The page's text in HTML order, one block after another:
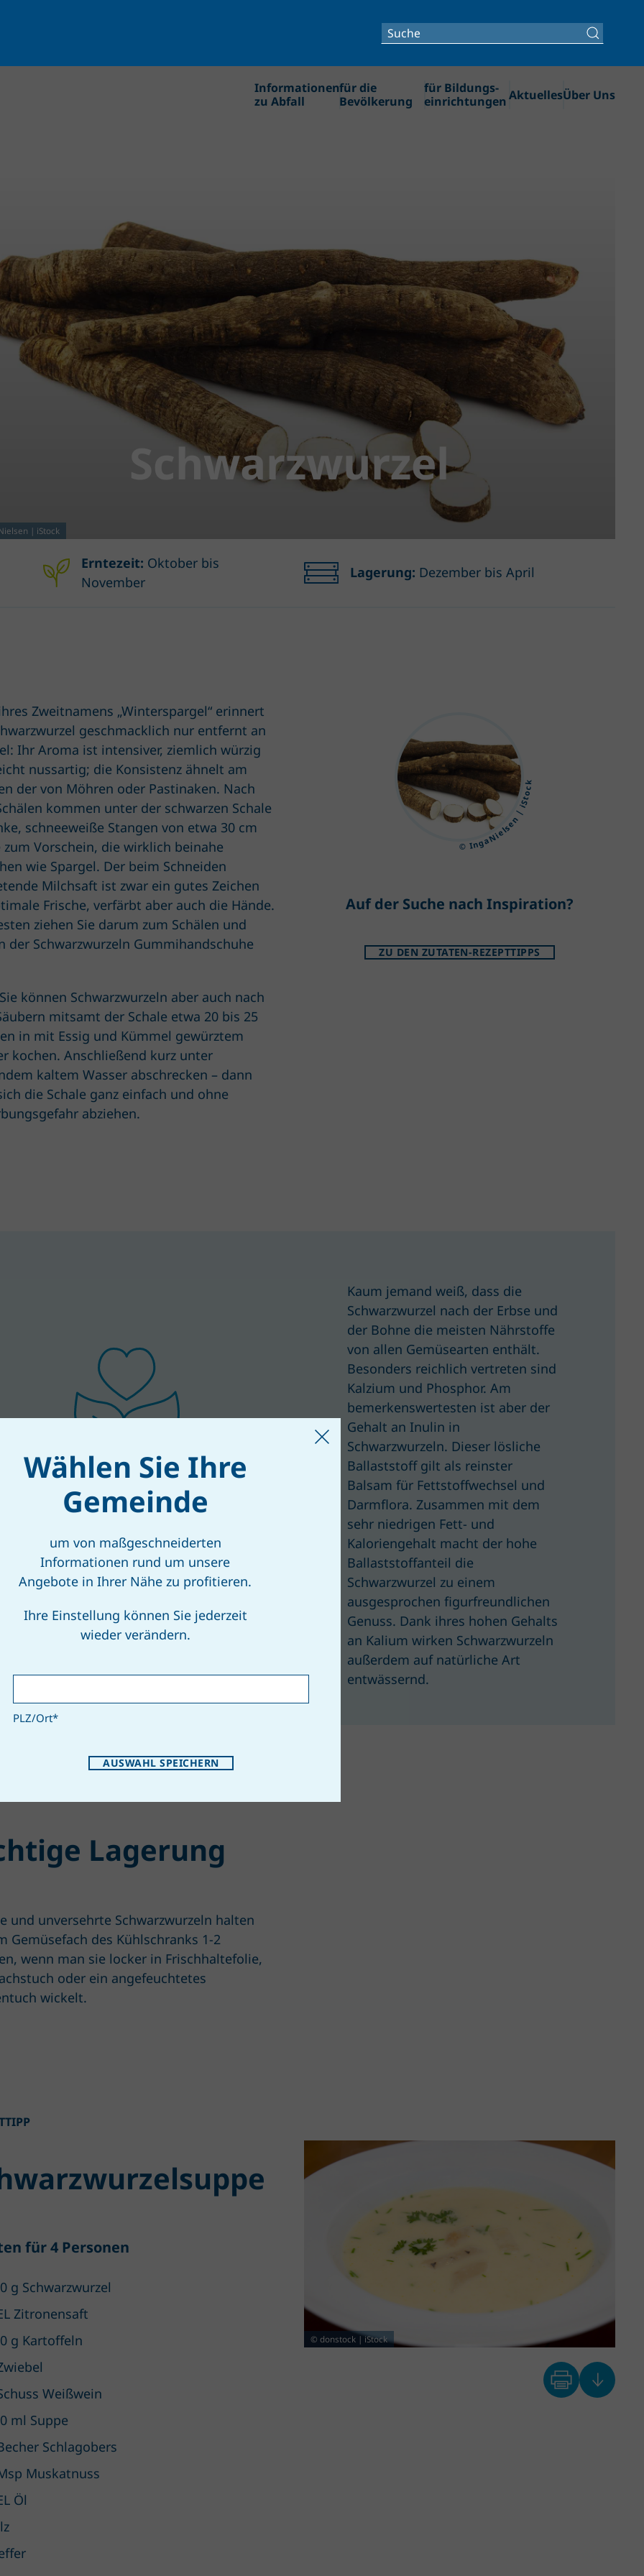
Informationen
zu Abfall
für die
Bevölkerung
für Bildungs­
einrichtungenAktuellesÜber Uns
| iStock
Schwarzwurzel
Erntezeit: Oktober bis
November
Lagerung: Dezember bis April
Zweitnamens „Winterspargel“ erinnert
geschmacklich nur entfernt an
Ihr Aroma ist intensiver, ziemlich würzig
nussartig; die Konsistenz ähnelt am
der von Möhren oder Pastinaken. Nach
kommen unter der schwarzen Schale
schneeweiße Stangen von etwa 30 cm
zum Vorschein, die wirklich beinahe
wie Spargel. Der beim Schneiden
Milchsaft ist zwar ein gutes Zeichen
Frische, verfärbt aber auch die Hände.
ziehen Sie darum zum Schälen und
der Schwarzwurzeln Gummihandschuhe
Sie können Schwarzwurzeln aber auch nach
mitsamt der Schale etwa 20 bis 25
in mit Essig und Kümmel gewürztem
kochen. Anschließend kurz unter
kaltem Wasser abschrecken – dann
die Schale ganz einfach und ohne
abziehen.
© IngaNielsen | iStock
Auf der Suche nach Inspiration?
ZU DEN ZUTATEN-REZEPTTIPPS
DAS STECKT IN DER
Gesundheitsfördernde
Inhaltsstoffe
Kaum jemand weiß, dass die
Schwarzwurzel nach der Erbse und
der Bohne die meisten Nährstoffe
von allen Gemüsearten enthält.
Besonders reichlich vertreten sind
Kalzium und Phosphor. Am
bemerkenswertesten ist aber der
Gehalt an Inulin in
Schwarzwurzeln. Dieser lösliche
Ballaststoff gilt als reinster
Balsam für Fettstoffwechsel und
Darmflora. Zusammen mit dem
sehr niedrigen Fett- und
Kaloriengehalt macht der hohe
Ballaststoffanteil die
Schwarzwurzel zu einem
ausgesprochen figurfreundlichen
Genuss. Dank ihres hohen Gehalts
an Kalium wirken Schwarzwurzeln
außerdem auf natürliche Art
entwässernd.
Lagerung
und unversehrte Schwarzwurzeln halten
Gemüsefach des Kühlschranks 1-2
wenn man sie locker in Frischhaltefolie,
oder ein angefeuchtetes
wickelt.
für 4 Personen
g Schwarzwurzel
Zitronensaft
g Kartoffeln
Weißwein
ml Suppe
Schlagobers
Muskatnuss
Öl
© donstock | iStock
Wählen Sie Ihre
Gemeinde
um von maßgeschneiderten
Informationen rund um unsere
Angebote in Ihrer Nähe zu profitieren.
Ihre Einstellung können Sie jederzeit
wieder verändern.
PLZ/Ort*
AUSWAHL SPEICHERN